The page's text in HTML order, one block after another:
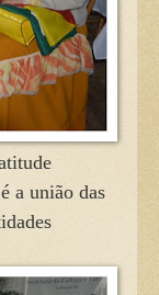
a união das